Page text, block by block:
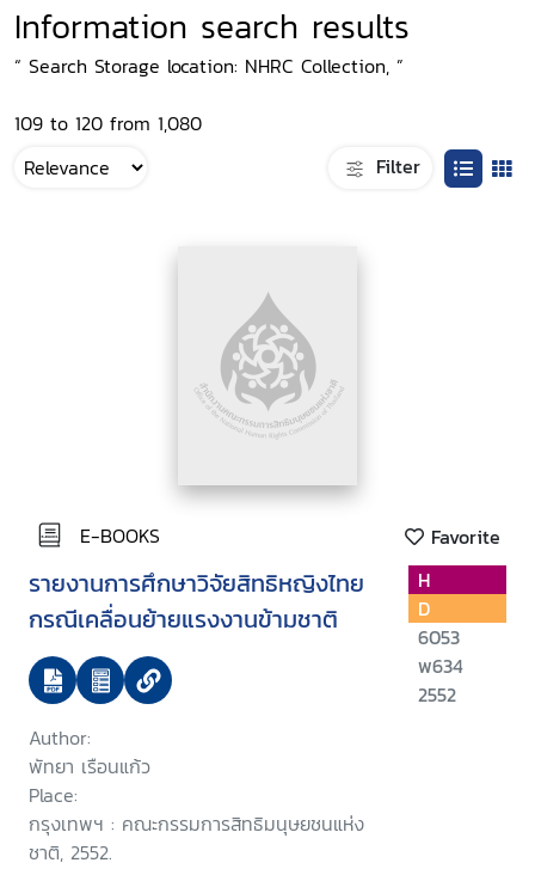
Information search results
“ Search Storage location: NHRC Collection, ”
109 to 120 from 1,080
Filter
E-BOOKS Favorite
รายงานการศึกษาวิจัยสิทธิหญิงไทย
กรณีเคลื่อนย้ายแรงงานข้ามชาติ
Author:
พัทยา เรือนแก้ว
Place:
กรุงเทพฯ : คณะกรรมการสิทธิมนุษยชนแห่ง
ชาติ, 2552.
H
D
6053
พ634
2552